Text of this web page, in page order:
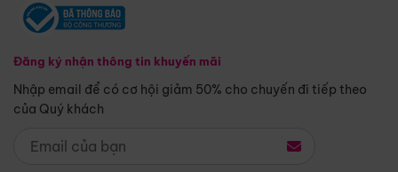
Đăng ký nhận thông tin khuyến mãi
Nhập email để có cơ hội giảm 50% cho chuyến đi tiếp theo
của Quý khách